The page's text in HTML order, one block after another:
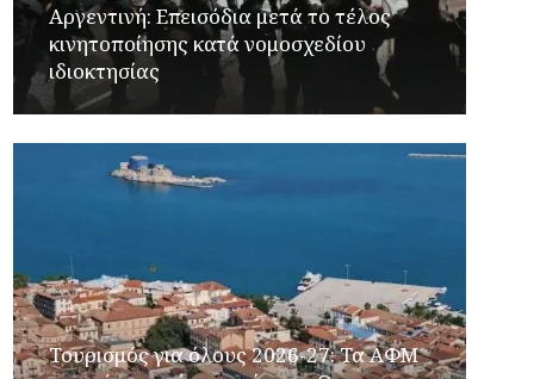
Αργεντινή: Επεισόδια μετά το τέλος
κινητοποίησης κατά νομοσχεδίου
ιδιοκτησίας
Τουρισμός για όλους 2026-27: Τα ΑΦΜ